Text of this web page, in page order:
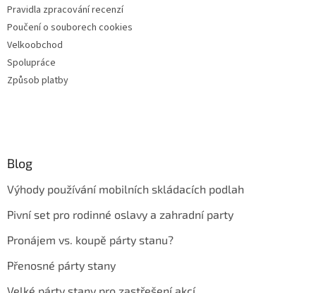
Pravidla zpracování recenzí
Poučení o souborech cookies
Velkoobchod
Spolupráce
Způsob platby
Blog
Výhody používání mobilních skládacích podlah
Pivní set pro rodinné oslavy a zahradní party
Pronájem vs. koupě párty stanu?
Přenosné párty stany